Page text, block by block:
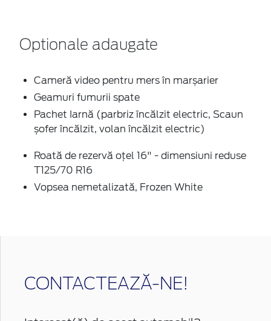
Optionale adaugate
Cameră video pentru mers în marșarier
Geamuri fumurii spate
Pachet Iarnă (parbriz încălzit electric, Scaun
șofer încălzit, volan încălzit electric)
Roată de rezervă oțel 16" - dimensiuni reduse
T125/70 R16
Vopsea nemetalizată, Frozen White
CONTACTEAZĂ-NE!